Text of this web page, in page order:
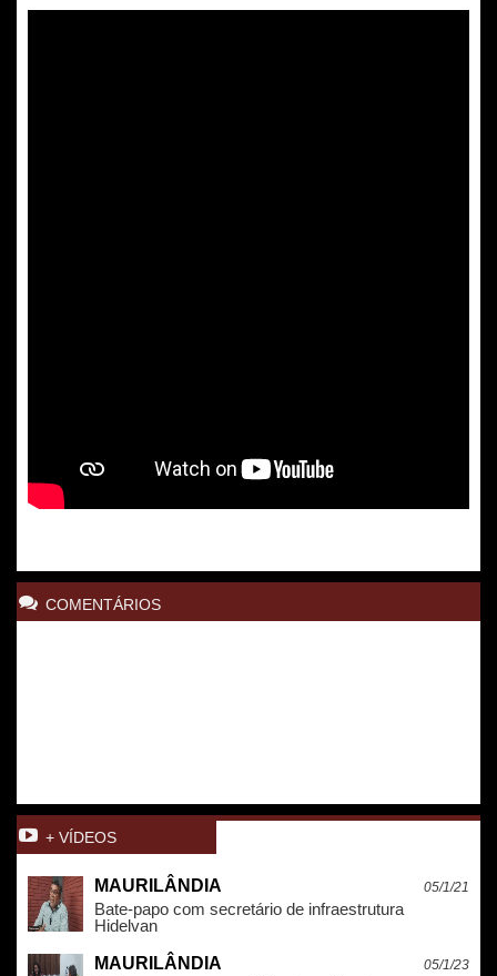
COMENTÁRIOS
+ VÍDEOS
MAURILÂNDIA 05/1/21
Bate-papo com secretário de infraestrutura
Hidelvan
MAURILÂNDIA
05/1/23